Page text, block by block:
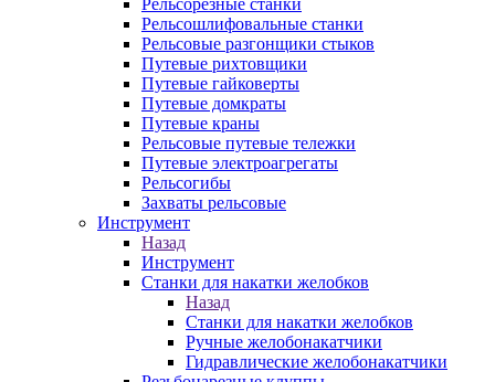
Рельсорезные станки
Рельсошлифовальные станки
Рельсовые разгонщики стыков
Путевые рихтовщики
Путевые гайковерты
Путевые домкраты
Путевые краны
Рельсовые путевые тележки
Путевые электроагрегаты
Рельсогибы
Захваты рельсовые
Инструмент
Назад
Инструмент
Станки для накатки желобков
Назад
Станки для накатки желобков
Ручные желобонакатчики
Гидравлические желобонакатчики